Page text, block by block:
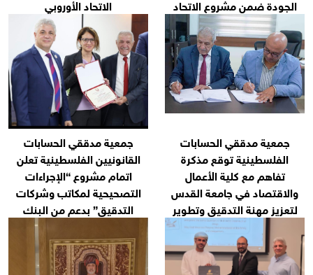
الاتحاد
الاتحاد الأوروبي
مذكرة
القدس
وتطوير
جمعية مدققي الحسابات
القانونيين الفلسطينية تعلن
اتمام مشروع “الإجراءات
التصحيحية لمكاتب وشركات
التدقيق” بدعم من البنك
الدولي